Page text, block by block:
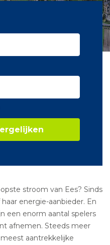
stroom van Ees? Sinds
energie-aanbieder. En
een enorm aantal spelers
afnemen. Steeds meer
aantrekkelijke